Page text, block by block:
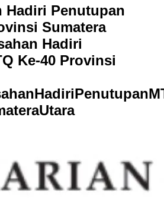
Hadiri Penutupan
Sumatera
Hadiri
Ke-40 Provinsi
ahanHadiriPenutupanM
ateraUtara